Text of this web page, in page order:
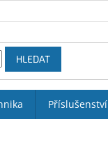
HLEDAT
Příslušenství